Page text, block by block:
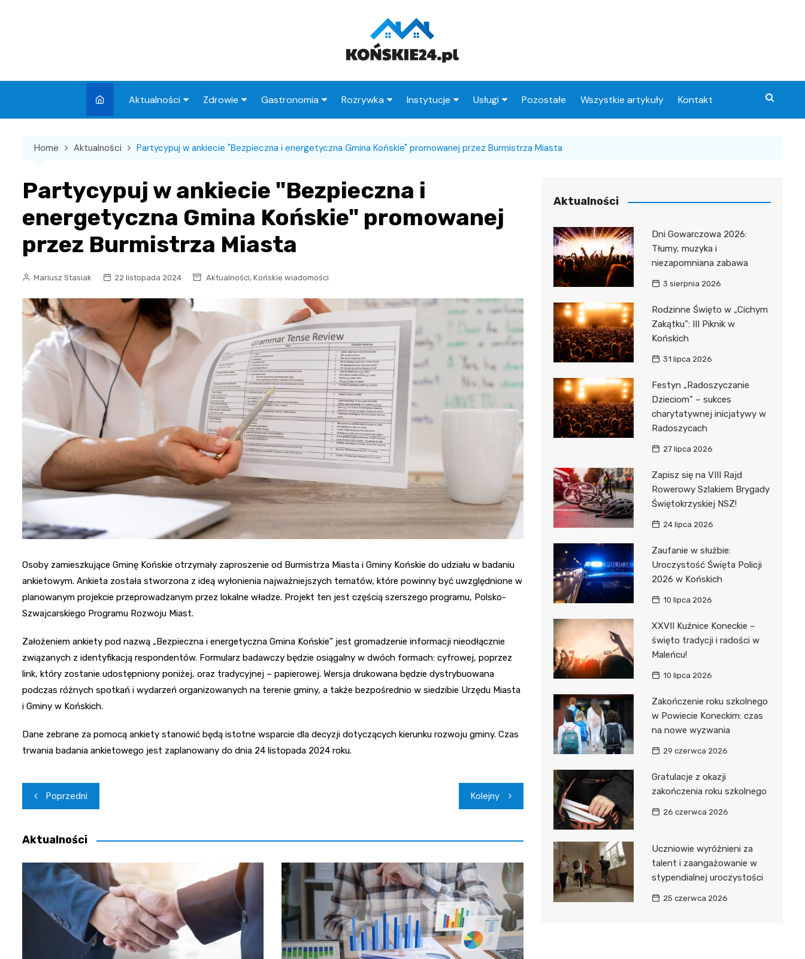
Aktualności
Wydarzenia
Kronika policyjna
Wypadek
Sport
Podróże
Biznes
Zdrowie
Szpital
Sklepy medyczne
Gastronomia
Kawiarnie
Rozrywka
Wesele
Instytucje
Urząd Skarbowy
MOPS
Straż Miejska
Usługi
Taxi
Pozostałe Wszystkie artykuły Kontakt
Home Aktualności Partycypuj w ankiecie "Bezpieczna i energetyczna Gmina Końskie" promowanej przez Burmistrza Miasta
Partycypuj w ankiecie "Bezpieczna i
energetyczna Gmina Końskie" promowanej
przez Burmistrza Miasta
Mariusz Stasiak 22 listopada 2024 Aktualności, Końskie wiadomości
Osoby zamieszkujące Gminę Końskie otrzymały zaproszenie od Burmistrza Miasta i Gminy Końskie do udziału w badaniu
ankietowym. Ankieta została stworzona z ideą wyłonienia najważniejszych tematów, które powinny być uwzględnione w
planowanym projekcie przeprowadzanym przez lokalne władze. Projekt ten jest częścią szerszego programu, Polsko-
Szwajcarskiego Programu Rozwoju Miast.
Założeniem ankiety pod nazwą „Bezpieczna i energetyczna Gmina Końskie” jest gromadzenie informacji nieodłącznie
związanych z identyfikacją respondentów. Formularz badawczy będzie osiągalny w dwóch formach: cyfrowej, poprzez
link, który zostanie udostępniony poniżej, oraz tradycyjnej – papierowej. Wersja drukowana będzie dystrybuowana
podczas różnych spotkań i wydarzeń organizowanych na terenie gminy, a także bezpośrednio w siedzibie Urzędu Miasta
i Gminy w Końskich.
Dane zebrane za pomocą ankiety stanowić będą istotne wsparcie dla decyzji dotyczących kierunku rozwoju gminy. Czas
trwania badania ankietowego jest zaplanowany do dnia 24 listopada 2024 roku.
Nawigacja
wpisu
Poprzedni Kolejny
Aktualności
Aktualności
Dni Gowarczowa 2026:
Tłumy, muzyka i
niezapomniana zabawa
3 sierpnia 2026
Rodzinne Święto w „Cichym
Zakątku”: III Piknik w
Końskich
31 lipca 2026
Festyn „Radoszyczanie
Dzieciom” – sukces
charytatywnej inicjatywy w
Radoszycach
27 lipca 2026
Zapisz się na VIII Rajd
Rowerowy Szlakiem Brygady
Świętokrzyskiej NSZ!
24 lipca 2026
Zaufanie w służbie:
Uroczystość Święta Policji
2026 w Końskich
10 lipca 2026
XXVII Kuźnice Koneckie –
święto tradycji i radości w
Maleńcu!
10 lipca 2026
Zakończenie roku szkolnego
w Powiecie Koneckim: czas
na nowe wyzwania
29 czerwca 2026
Gratulacje z okazji
zakończenia roku szkolnego
26 czerwca 2026
Uczniowie wyróżnieni za
talent i zaangażowanie w
stypendialnej uroczystości
25 czerwca 2026